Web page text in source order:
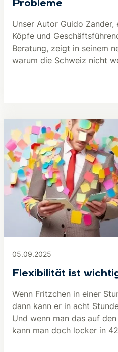
Probleme
Unser Autor Guido
Köpfe und
Beratung, zeigt in seinem
warum die Schweiz nicht
05.09.2025
Flexibilität ist
Wenn Fritzchen in einer
dann kann er in acht
Und wenn man das auf
kann man doch locker in